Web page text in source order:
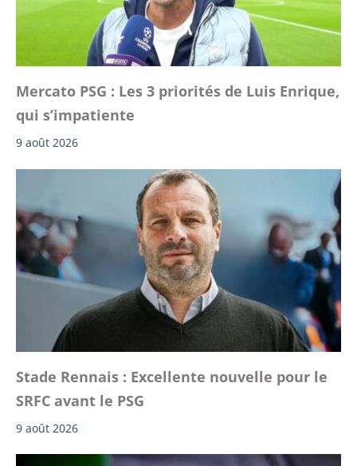
Mercato PSG : Les 3 priorités de Luis Enrique,
qui s’impatiente
9 août 2026
Stade Rennais : Excellente nouvelle pour le
SRFC avant le PSG
9 août 2026